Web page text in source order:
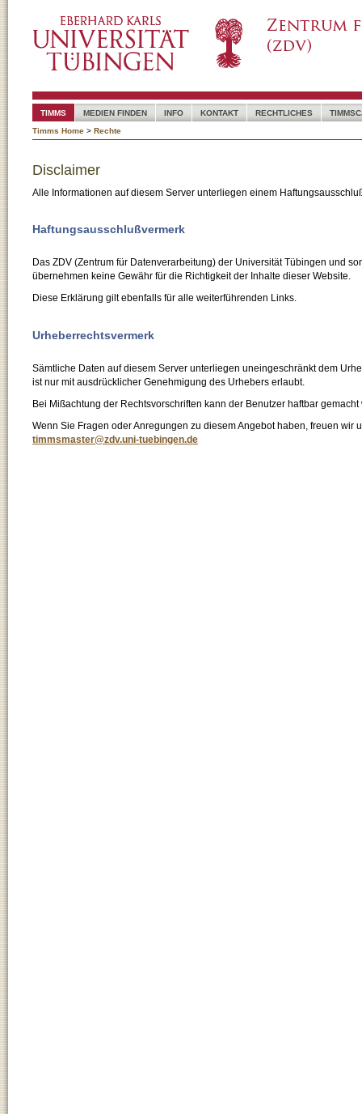
TIMMS MEDIEN FINDEN INFO KONTAKT RECHTLICHES
Timms Home > Rechte
Disclaimer
Alle Informationen auf diesem Server unterliegen einem
Haftungsausschlußvermerk
Das ZDV (Zentrum für Datenverarbeitung) der Universität Tübingen und
übernehmen keine Gewähr für die Richtigkeit der Inhalte dieser Website.
Diese Erklärung gilt ebenfalls für alle weiterführenden Links.
Urheberrechtsvermerk
Sämtliche Daten auf diesem Server unterliegen uneingeschränkt dem
ist nur mit ausdrücklicher Genehmigung des Urhebers erlaubt.
Bei Mißachtung der Rechtsvorschriften kann der Benutzer haftbar gemacht
Wenn Sie Fragen oder Anregungen zu diesem Angebot haben, freuen wir
timmsmaster@zdv.uni-tuebingen.de